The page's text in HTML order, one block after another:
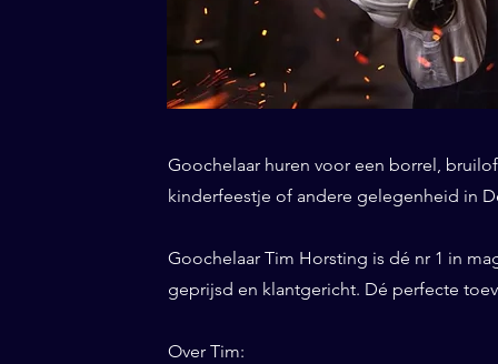
Goochelaar huren voor een borrel,
kinderfeestje of andere gelegenheid in
Goochelaar Tim Horsting is dé nr 1 in
geprijsd en klantgericht. Dé perfecte
Over Tim: